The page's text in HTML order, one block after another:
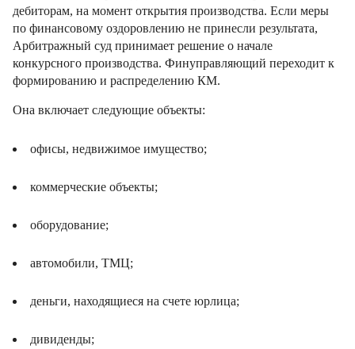
дебиторам, на момент открытия производства. Если меры
по финансовому оздоровлению не принесли результата,
Арбитражный суд принимает решение о начале
конкурсного производства. Финуправляющий переходит к
формированию и распределению КМ.
Она включает следующие объекты:
офисы, недвижимое имущество;
коммерческие объекты;
оборудование;
автомобили, ТМЦ;
деньги, находящиеся на счете юрлица;
дивиденды;